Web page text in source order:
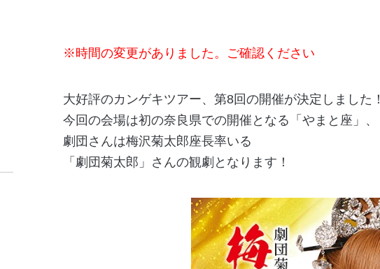
※時間の変更がありました。ご確認ください
大好評のカンゲキツアー、第8回の開催が決定しました！
今回の会場は初の奈良県での開催となる「やまと座」、
劇団さんは梅沢菊太郎座長率いる
「劇団菊太郎」さんの観劇となります！